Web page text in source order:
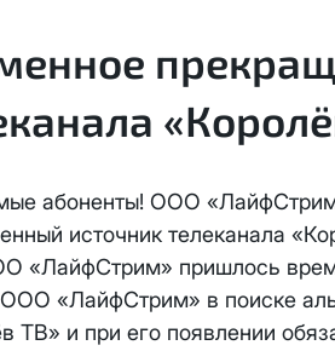
абоненты! ООО
источник телеканала
«ЛайфСтрим» пришлось
«ЛайфСтрим» в поиске
ТВ» и при его появлении
Стандарт
МойДом100
Я даюсогласие на обработку
данных
Выделение публичного IP
адреса с лицевого счета
Активация услуги
Ежемесячная абонентская
Оформляя заявку на
Блокировка данной услуги